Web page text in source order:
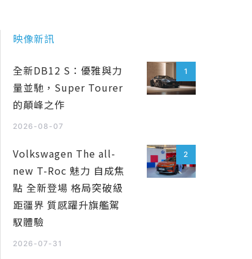
映像新訊
1
全新DB12 S：優雅與力
量並馳，Super Tourer
的顛峰之作
2026-08-07
2
Volkswagen The all-
new T-Roc 魅力 自成焦
點 全新登場 格局突破級
距疆界 質感躍升旗艦駕
馭體驗
2026-07-31